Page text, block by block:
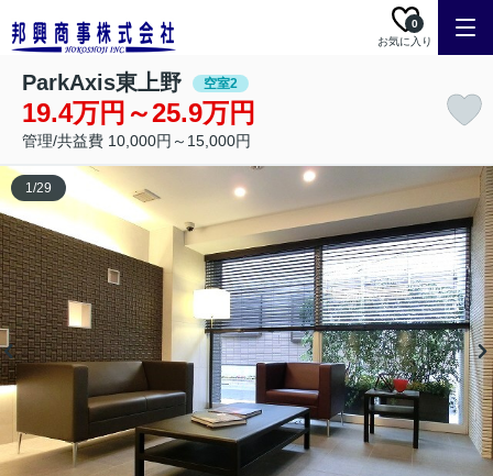
お気に入り
0
ParkAxis東上野 空室2
19.4万円～25.9万円
管理/共益費 10,000円～15,000円
1/29